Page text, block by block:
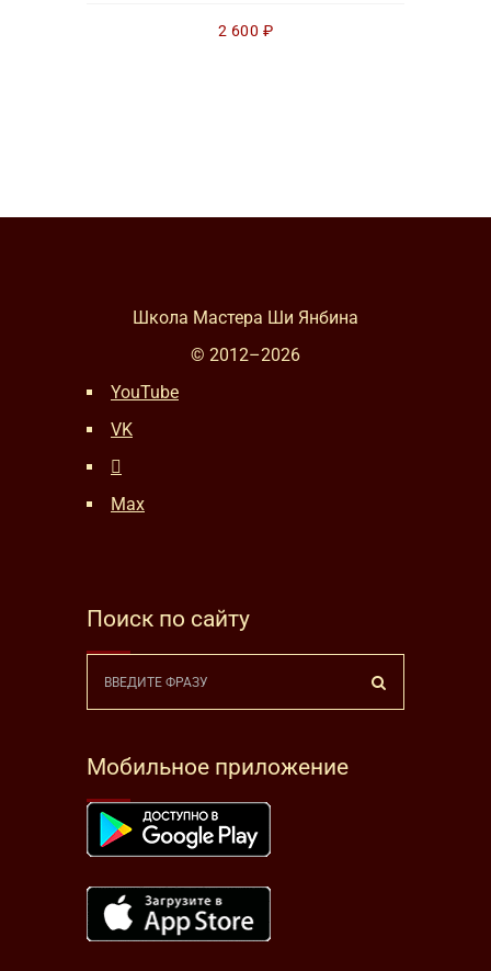
2 600 ₽
Школа Мастера Ши Янбина
© 2012–2026
YouTube
VK
Max
Поиск по сайту
Мобильное приложение